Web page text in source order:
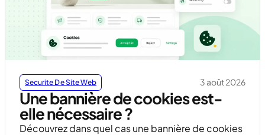
Securite De Site Web 3 août 2026
Une bannière de cookies est-
elle nécessaire ?
Découvrez dans quel cas une bannière de cookies